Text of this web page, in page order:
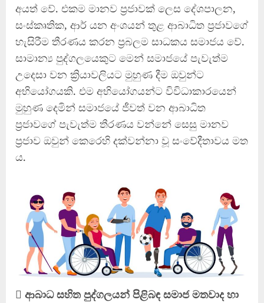
අයත් වේ. එකම මානව ප්‍රජාවක් ලෙස දේශපාලන,
සංස්කෘතික, ආර් යන අංශයන් තුළ ආබාධිත ප්‍රජාවගේ
හැසිරීම තීරණය කරන ප්‍රබලම සාධකය සමාජය වේ.
සාමාන්‍ය පුද්ගලයෙකුට මෙන් සමාජයේ පැවැත්ම
උදෙසා වන ක්‍රියාවලියට මුහුණ දීම ඔවුන්ට
අභියෝගයකි. එම අභියෝගයන්ට විවිධාකාරයෙන්
මුහුණ දෙමින් සමාජයේ ජීවත් වන ආබාධිත
ප්‍රජාවගේ පැවැත්ම තීරණය වන්නේ සෙසු මානව
ප්‍රජාව ඔවුන් කෙරෙහි දක්වන්නා වූ සංවේදීතාවය මත
ය.
 ආබාධ සහිත පුද්ගලයන් පිළිබඳ සමාජ මතවාද හා